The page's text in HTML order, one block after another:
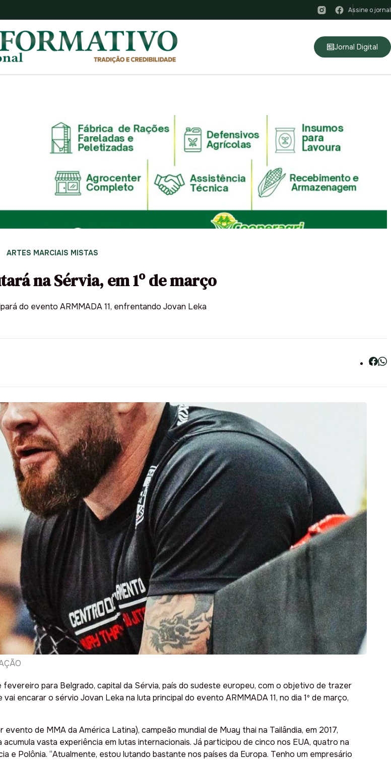
Assine o jornal
Jornal Digital
ARTES MARCIAIS MISTAS
na Sérvia, em 1º de março
do evento ARMMADA 11, enfrentando Jovan Leka
fevereiro para Belgrado, capital da Sérvia, país do sudeste europeu, com o objetivo de trazer
encarar o sérvio Jovan Leka na luta principal do evento ARMMADA 11, no dia 1º de março,
de MMA da América Latina), campeão mundial de Muay thai na Tailândia, em 2017,
vasta experiência em lutas internacionais. Já participou de cinco nos EUA, quatro na
e Polônia. “Atualmente, estou lutando bastante nos países da Europa. Tenho um empresário